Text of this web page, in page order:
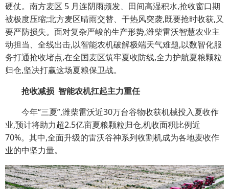
硬仗。南方麦区 5 月连阴雨频发、田间高湿积水,抢收窗口期
被极度压缩;北方麦区晴雨交替、干热风突袭,既要抢时收获,又
要严防损失。面对复杂严峻的生产形势,潍柴雷沃智慧农业主
动担当、全线出击,以智能农机破解极端天气难题,以数智化服
务打通抢收堵点,在全国麦区筑牢夏收防线,全力护航夏粮颗粒
归仓,坚决打赢这场夏粮保卫战。
抢收减损 智能农机扛起主力重任
今年“三夏”,潍柴雷沃近30万台谷物收获机械投入夏收作
业,预计将助力超2.5亿亩夏粮颗粒归仓,机收面积比例近
70%。其中,全面升级的雷沃谷神系列收割机成为各地麦收作
业的中坚力量。